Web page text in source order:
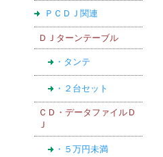
ＰＣＤＪ関連
ＤＪターンテーブル
・タンテ
・２台セット
ＣＤ・データファイルＤ
Ｊ
・５万円未満